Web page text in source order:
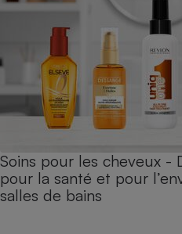
Soins pour les cheveux -
pour la santé et pour
salles de bains